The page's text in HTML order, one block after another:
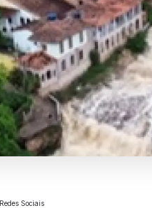
Sociais